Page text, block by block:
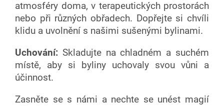
atmosféry doma, v terapeutických prostorách
nebo při různých obřadech. Dopřejte si chvíli
klidu a uvolnění s našimi sušenými bylinami.
Uchování: Skladujte na chladném a suchém
místě, aby si byliny uchovaly svou vůni a
účinnost.
Zasněte se s námi a nechte se unést magií